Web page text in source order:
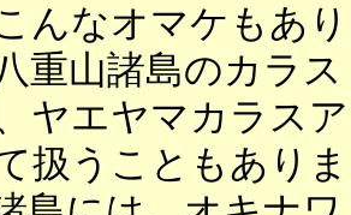
んなオマケもあり
重山諸島のカラス
ヤエヤマカラスア
扱うこともありま